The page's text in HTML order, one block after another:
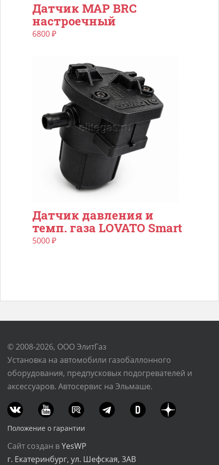
Датчик MAP BRC
настроечный
6800₽
Датчик давления и
темп. газа LOVATO Smart
5000₽
© 2008-2026, ООО ЭлитГаз
Установка на автомобили газобаллонного
оборудования, предпусковых подогревателей и
аксессуаров. Автосервис на Эльмаше.
Положение о гарантии
Сайт создан вYesWP
г. Екатеринбург, ул. Шефская, 3АВ